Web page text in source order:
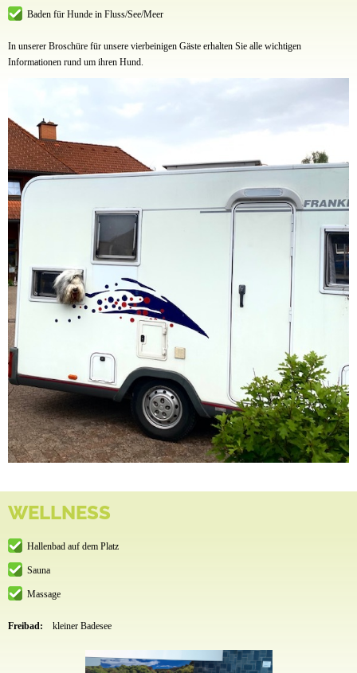
Baden für Hunde in Fluss/See/Meer
In unserer Broschüre für unsere vierbeinigen Gäste erhalten Sie alle wichtigen
Informationen rund um ihren Hund.
WELLNESS
Hallenbad auf dem Platz
Sauna
Massage
Freibad: kleiner Badesee